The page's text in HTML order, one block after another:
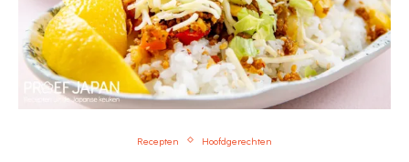
Recepten Hoofdgerechten